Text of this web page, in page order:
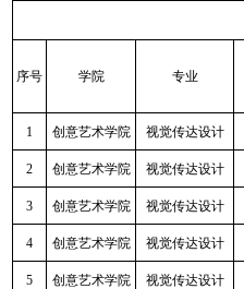
序号 学院 专业
1 创意艺术学院 视觉传达设计
2 创意艺术学院 视觉传达设计
3 创意艺术学院 视觉传达设计
4 创意艺术学院 视觉传达设计
5 创意艺术学院 视觉传达设计